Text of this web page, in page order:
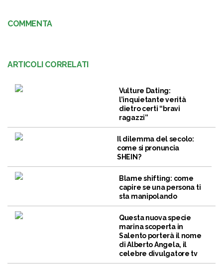
COMMENTA
ARTICOLI CORRELATI
Vulture Dating:
l’inquietante verità
dietro certi “bravi
ragazzi”
Il dilemma del secolo:
come si pronuncia
SHEIN?
Blame shifting: come
capire se una persona ti
sta manipolando
Questa nuova specie
marina scoperta in
Salento porterà il nome
di Alberto Angela, il
celebre divulgatore tv